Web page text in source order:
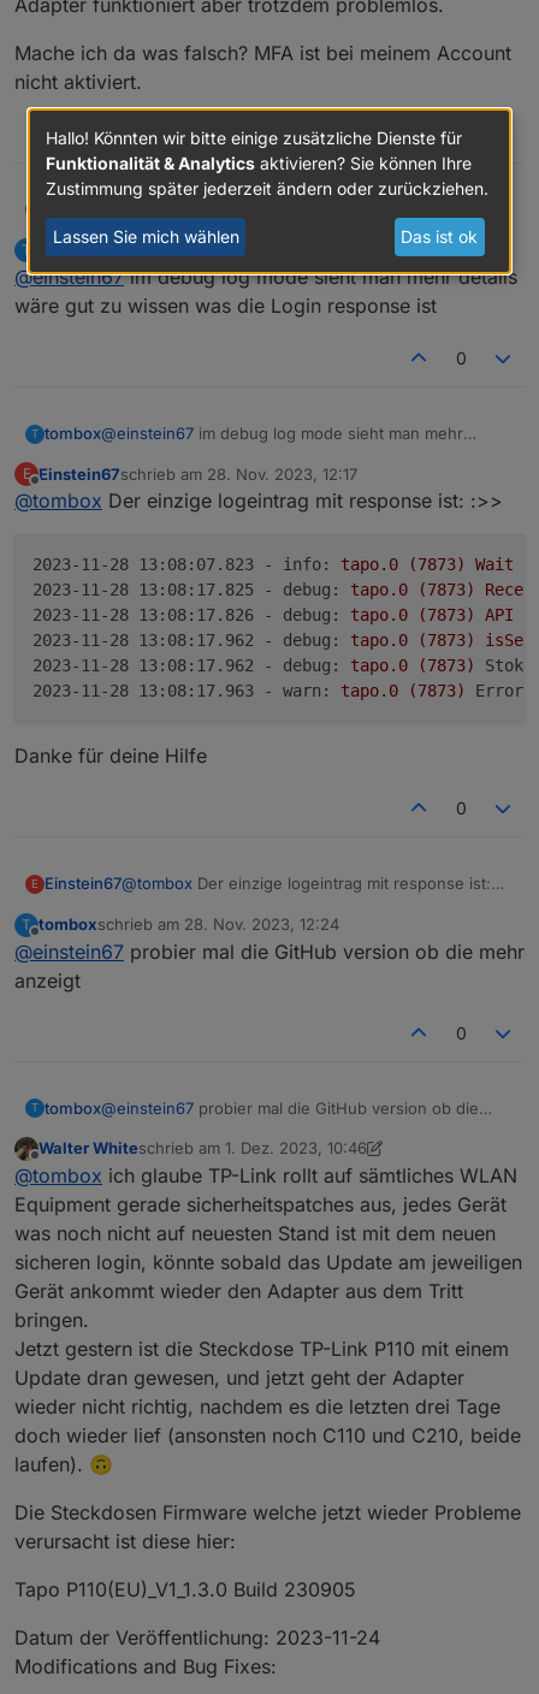
Mache ich da was falsch? MFA ist bei meinem Account
nicht aktiviert.
0
folgende Fehlermeldung:
Adapter funktioniert aber trotzdem problemlos.
T tomboxschrieb am 28. Nov. 2023, 11:57
zuletzt editiert von
@einstein67im debug log mode sieht man mehr details
wäre gut zu wissen was die Login response ist
0
T tombox@einstein67 im debug log mode sieht man mehr
E
Offline
Einstein67schrieb am 28. Nov. 2023, 12:17
zuletzt editiert von
@tombox Der einzige logeintrag mit response ist: :>>
2023-11-28 13:08:07.823 - info: tapo.0 (7873) Wait
2023-11-28 13:08:17.825 - debug:
tapo.0 (7873)
2023-11-28 13:08:17.826 - debug:
tapo.0 (7873) API
2023-11-28 13:08:17.962 - debug:
tapo.0 (7873)
2023-11-28 13:08:17.962 - debug:
tapo.0 (7873)
2023-11-28 13:08:17.963 - warn:
tapo.0 (7873) Error:
Danke für deine Hilfe
0
E Einstein67@tombox Der einzige logeintrag mit response ist:
2023-11-28 13:08:07.823 - info: tapo.0
2023-11-28 13:08:17.825 - debug: tapo.0
T
Offline
tomboxschrieb am 28. Nov. 2023, 12:24
zuletzt editiert von
@einstein67 probier mal die GitHub version ob die mehr
anzeigt
0
T tombox@einstein67 probier mal die GitHub version ob die
Offline
Walter Whiteschrieb am 1. Dez. 2023, 10:46
zuletzt editiert von Walter White
@tombox ich glaube TP-Link rollt auf sämtliches WLAN
Equipment gerade sicherheitspatches aus, jedes Gerät
was noch nicht auf neuesten Stand ist mit dem neuen
sicheren login, könnte sobald das Update am jeweiligen
Gerät ankommt wieder den Adapter aus dem Tritt
bringen.
Jetzt gestern ist die Steckdose TP-Link P110 mit einem
Update dran gewesen, und jetzt geht der Adapter
wieder nicht richtig, nachdem es die letzten drei Tage
doch wieder lief (ansonsten noch C110 und C210, beide
laufen). 🙃
Die Steckdosen Firmware welche jetzt wieder Probleme
verursacht ist diese hier:
Tapo P110(EU)_V1_1.3.0 Build 230905
Datum der Veröffentlichung: 2023-11-24
Modifications and Bug Fixes:
Hallo! Könnten wir bitte einige zusätzliche Dienste für
Funktionalität & Analytics aktivieren? Sie können Ihre
Zustimmung später jederzeit ändern oder zurückziehen.
Lassen Sie mich wählen Das ist ok